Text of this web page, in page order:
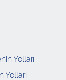
Yolları